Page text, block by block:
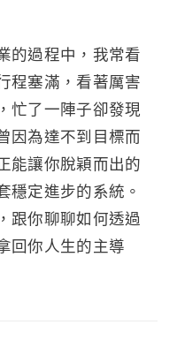
的過程中，我常看
程塞滿，看著厲害
忙了一陣子卻發現
因為達不到目標而
能讓你脫穎而出的
穩定進步的系統。
跟你聊聊如何透過
回你人生的主導